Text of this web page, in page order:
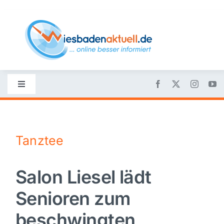
content
Toggle
Navigation
Nachrichten
Politik
Wirtschaft
Tanztee
Salon Liesel lädt
Senioren zum